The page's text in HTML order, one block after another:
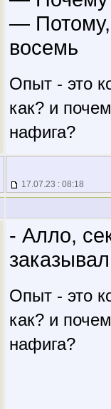
— Потому,
восемь
Опыт - это
как? и
нафига?
17.07.23 : 08:18
- Алло,
Опыт - это
как? и
нафига?